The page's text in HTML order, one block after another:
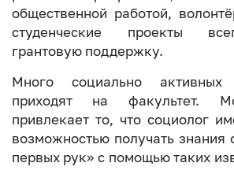
общественной работой,
студенческие проекты
грантовую поддержку.
Много социально активных
приходят на факультет.
привлекает то, что социолог
возможностью получать знания
первых рук» с помощью таких